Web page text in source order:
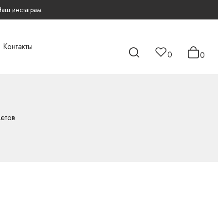
инстаграм
Контакты
0 0